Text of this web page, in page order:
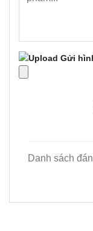
Gửi
Danh sách